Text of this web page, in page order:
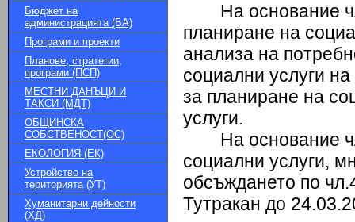
Бюджет на
администрацията (БА)
Програми и проекти
Планове, стратегии,
програми (ПСП)
МЕСТНИ ДАНЪЦИ И
ТАКСИ (МДТ)
ОБЩИНСКА
СОБСТВЕНОСТ(ОС)
ЕКОЛОГИЯ (ЕК)
Устройство на
територията (УТ)
Хуманитарни дейности
(ХД)
На основание
планиране на
анализа на
социални услуги
за планиране на
услуги.
На основание
социални услуги,
обсъждането по
Тутракан до